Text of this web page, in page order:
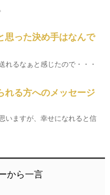
思った決め手はなんで
れるなぁと感じたので・・・
れる方へのメッセージ
いますが、 幸せになれると信
から一言